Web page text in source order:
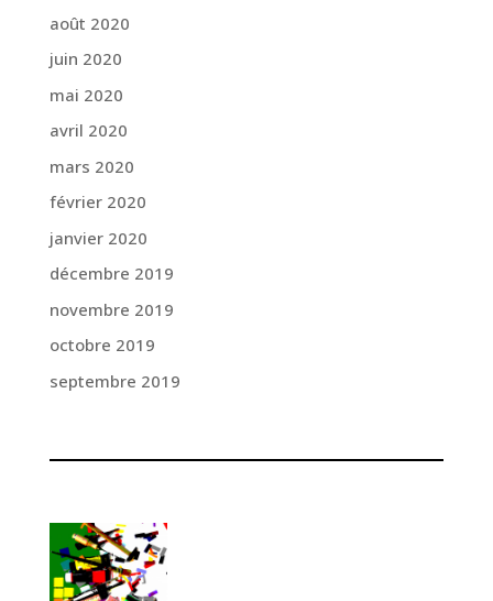
août 2020
juin 2020
mai 2020
avril 2020
mars 2020
février 2020
janvier 2020
décembre 2019
novembre 2019
octobre 2019
septembre 2019